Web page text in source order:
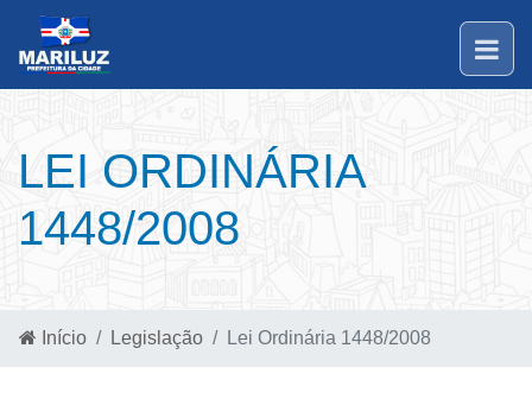
LEI ORDINÁRIA
1448/2008
Início Legislação Lei Ordinária 1448/2008